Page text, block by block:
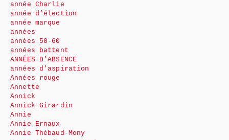
année Charlie
année d’élection
année marque
années
années 50-60
années battent
ANNÉES D’ABSENCE
années d’aspiration
Années rouge
Annette
Annick
Annick Girardin
Annie
Annie Ernaux
Annie Thébaud-Mony